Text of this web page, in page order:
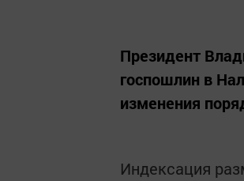
Президент
госпошлин в
изменения
Индексация